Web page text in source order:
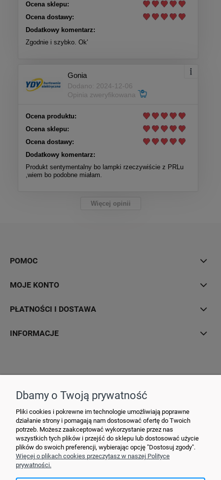
Ocena sklepu:
Ocena dostawy:
Dodatkowy komentarz:
Zgodnie i szybko. Ok'
Gonia
Dodano: 2024-12-06
Opinia zweryfikowana
Ocena produktu:
Ocena sklepu:
Ocena dostawy:
Dodatkowy komentarz:
Produkt sentymentalny bo lampki rzeczywiście z PRLu
,wiem bo podobne miałam.
Więcej opinii
POMOC
MOJE KONTO
PŁATNOŚCI I DOSTAWA
INFORMACJE
+48790635548• MAIL: ydypl
Dbamy o Twoją prywatność
Pliki cookies i pokrewne im technologie umożliwiają poprawne
działanie strony i pomagają nam dostosować ofertę do Twoich
potrzeb. Możesz zaakceptować wykorzystanie przez nas
wszystkich tych plików i przejść do sklepu lub dostosować użycie
plików do swoich preferencji, wybierając opcję "Dostosuj zgody".
Więcej o plikach cookies przeczytasz w naszej Polityce
prywatności.